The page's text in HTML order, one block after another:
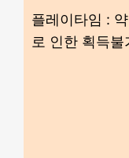
플레이타임 :
로 인한 획득